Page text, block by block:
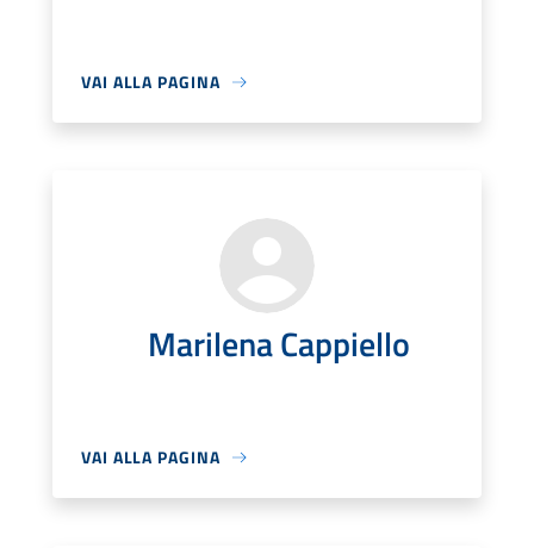
VAI ALLA PAGINA
Marilena Cappiello
VAI ALLA PAGINA